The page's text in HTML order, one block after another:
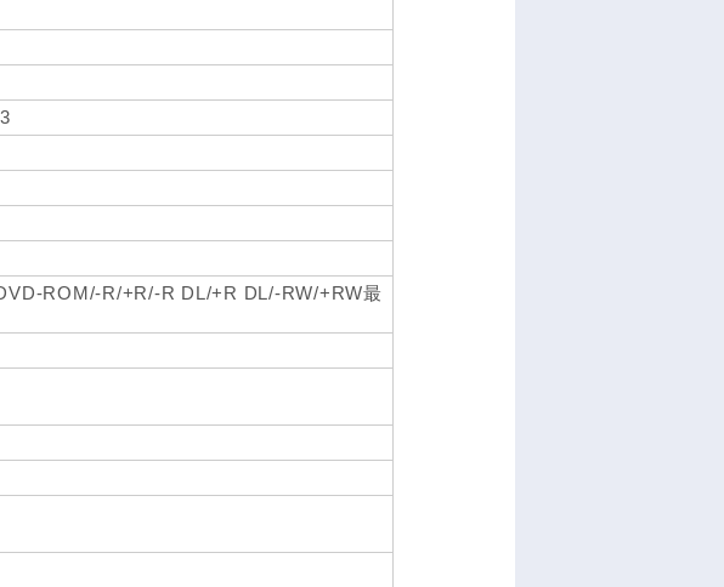
ROM/-R/+R/-R DL/+R DL/-RW/+RW最